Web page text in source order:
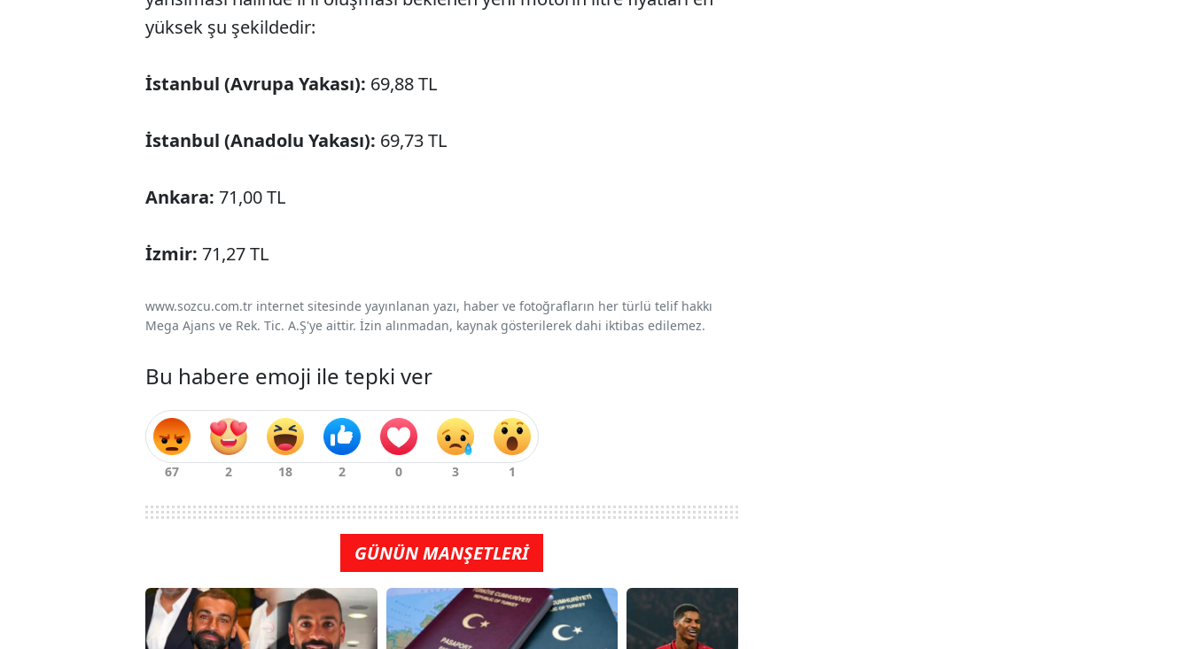
yüksek şu şekildedir:
İstanbul (Avrupa Yakası): 69,88 TL
İstanbul (Anadolu Yakası): 69,73 TL
Ankara: 71,00 TL
İzmir: 71,27 TL
www.sozcu.com.tr internet sitesinde yayınlanan yazı, haber ve fotoğrafların her türlü telif hakkı
Mega Ajans ve Rek. Tic. A.Ş'ye aittir. İzin alınmadan, kaynak gösterilerek dahi iktibas edilemez.
Bu habere emoji ile tepki ver
GÜNÜN MANŞETLERİ